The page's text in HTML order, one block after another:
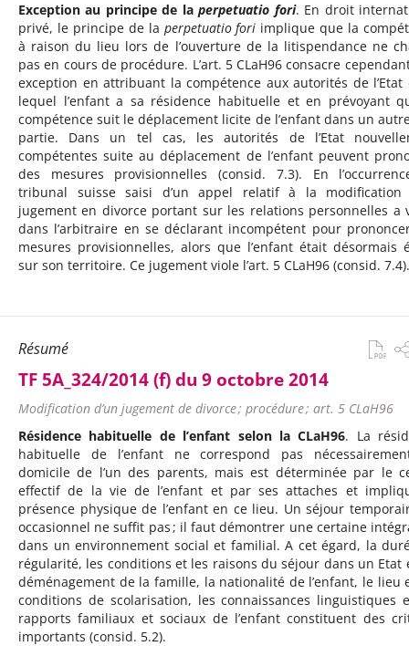
Exception au principe de laperpetuatio fori. En droit
privé, le principe de la perpetuatio fori implique que la
à raison du lieu lors de l’ouverture de la litispendance ne
pas en cours de procédure. L’art. 5 CLaH96 consacre
exception en attribuant la compétence aux autorités de l’Etat
lequel l’enfant a sa résidence habituelle et en prévoyant
compétence suit le déplacement licite de l’enfant dans un
partie. Dans un tel cas, les autorités de l’Etat
compétentes suite au déplacement de l’enfant peuvent
des mesures provisionnelles (consid. 7.3). En
tribunal suisse saisi d’un appel relatif à la modification
jugement en divorce portant sur les relations personnelles a
dans l’arbitraire en se déclarant incompétent pour
mesures provisionnelles, alors que l’enfant était désormais
sur son territoire. Ce jugement viole l’art. 5 CLaH96 (consid. 7.4).
Résumé
TF 5A_324/2014 (f) du 9 octobre 2014
Modification d’un jugement de divorce ; procédure ; art. 5 CLaH96
Résidence habituelle de l’enfant selon la CLaH96. La
habituelle de l’enfant ne correspond pas
domicile de l’un des parents, mais est déterminée par le
effectif de la vie de l’enfant et par ses attaches et
présence physique de l’enfant en ce lieu. Un séjour
occasionnel ne suffit pas ; il faut démontrer une certaine
dans un environnement social et familial. A cet égard, la
régularité, les conditions et les raisons du séjour dans un Etat
déménagement de la famille, la nationalité de l’enfant, le lieu
conditions de scolarisation, les connaissances linguistiques
rapports familiaux et sociaux de l’enfant constituent des
importants (consid. 5.2).